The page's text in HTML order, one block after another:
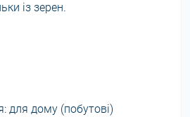
із зерен.
для дому (побутові)